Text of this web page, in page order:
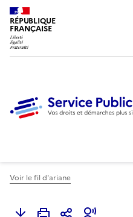
RÉPUBLIQUE
FRANÇAISE
Voir le fil d'ariane